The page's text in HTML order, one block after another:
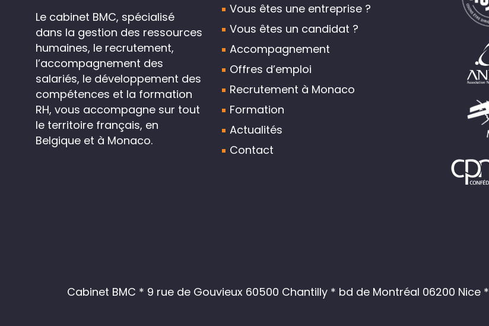
Le cabinet BMC, spécialisé
dans la gestion des ressources
humaines, le recrutement,
l’accompagnement des
salariés, le développement des
compétences et la formation
RH, vous accompagne sur tout
le territoire français, en
Belgique et à Monaco.
Vous êtes une entreprise ?
Vous êtes un candidat ?
Accompagnement
Offres d’emploi
Recrutement à Monaco
Formation
Actualités
Contact
Cabinet BMC * 9 rue de Gouvieux 60500 Chantilly * bd de Montréal 06200 Nice *